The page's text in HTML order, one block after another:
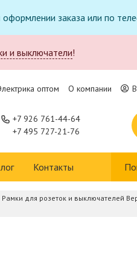
оформлении заказа или по
и выключатели!
оптом О компании
+7 926 761-44-64
+7 495 727-21-76
Контакты
Рамки для розеток и выключателей